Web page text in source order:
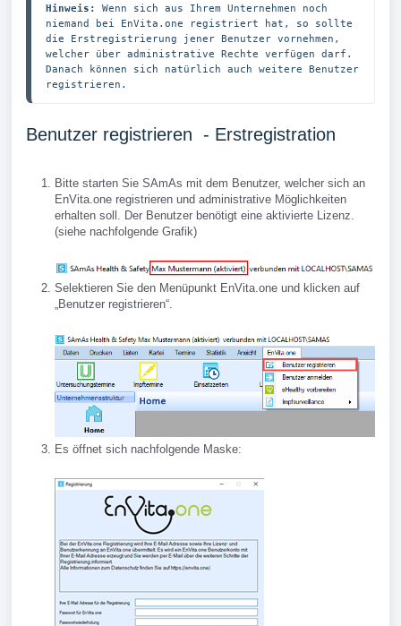
Hinweis: Wenn sich aus Ihrem Unternehmen noch
niemand bei EnVita.one registriert hat, so sollte
die Erstregistrierung jener Benutzer vornehmen,
welcher über administrative Rechte verfügen darf.
Danach können sich natürlich auch weitere Benutzer
registrieren.
Benutzer registrieren - Erstregistration
Bitte starten Sie SAmAs mit dem Benutzer, welcher sich an
EnVita.one registrieren und administrative Möglichkeiten
erhalten soll. Der Benutzer benötigt eine aktivierte Lizenz.
(siehe nachfolgende Grafik)
Selektieren Sie den Menüpunkt EnVita.one und klicken auf
„Benutzer registrieren“.
Es öffnet sich nachfolgende Maske: